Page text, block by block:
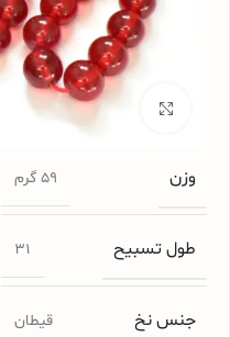
برای بزرگنمایی کلیک کنید
وزن 59 گرم
طول تسبیح 31
جنس نخ قیطان